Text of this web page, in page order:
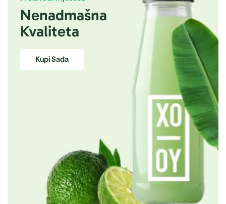
Nenadmašna
Kvaliteta
Kupi Sada